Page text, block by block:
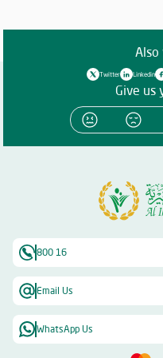
الذي نعمل من خلاله و نسعي
. و أضاف الشيخ عبد العزيز :
معاً الآن العام الماضي ٢٠٢٢ و نري ما كان فيه من تحديات و إنجازات
أن العمل الخيري المستدام في
حتى يتمكنوا من الإسهام بشكل
أنفسهم و قدراتهم من أجل خلق
العمل الخيري المستدام النافع
جانبه ،أكد الشيخ راشد بن محمد بن علي بن. راشد النعيمي ، المدير العام ، أن
، و استطاعت الوصول إلي
إن هذا ليس كل شيء ، فنحن نسعي
، كي نحافظ على استدامة العمل
، و توسيع قاعدة المستفيدين ، و
و تخلل الاجتماع مناقشات هدفت
أعضاء الجمعية العمومية ؛ بهدف
إلي مراتب متقدمة. و في ختام
الشيخ راشد بن محمد بن علي بن راشد النعيمي ، الشكر لجنود
و لبّوها ، مبدياً سعادته من النتائج التي
Also
Twitter Linkedin
Give us
800 16
Email Us
WhatsApp Us